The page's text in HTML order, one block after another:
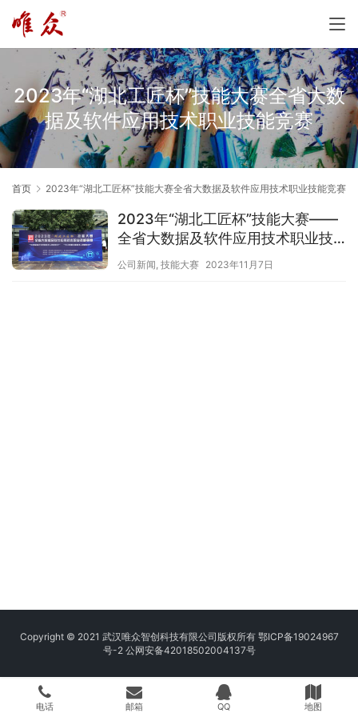
2023年“湖北工匠杯”技能大赛全省大数
据及软件应用技术职业技能竞赛
首页 2023年“湖北工匠杯”技能大赛全省大数据及软件应用技术职业技能竞赛
2023年“湖北工匠杯”技能大赛——
全省大数据及软件应用技术职业技
能竞赛圆满闭幕
公司新闻, 技能大赛 2023年11月7日
Copyright © 2021 武汉唯众智创科技有限公司版权所有 鄂ICP备19024967
号-2 公网安备42018502004137号
电话 邮箱 QQ 地图